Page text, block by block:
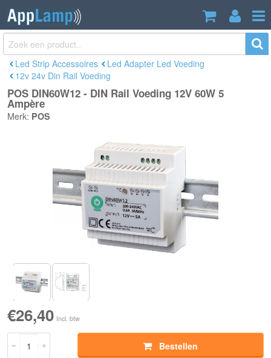
POS DIN60W12 - DIN Rail Voeding 12V
60W 5 Ampère
€26,40
Led Strip Accessoires
Led Adapter Led Voeding
12v 24v Din Rail Voeding
POS DIN60W12 - DIN Rail Voeding 12V 60W 5
Ampère
Merk: POS
€26,40 Incl. btw
Bestellen